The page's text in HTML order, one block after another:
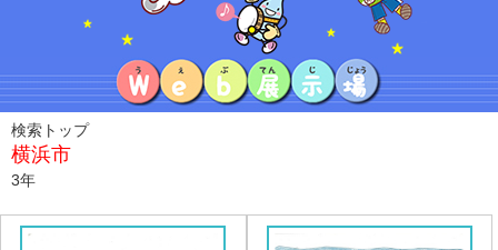
検索トップ
横浜市
3年